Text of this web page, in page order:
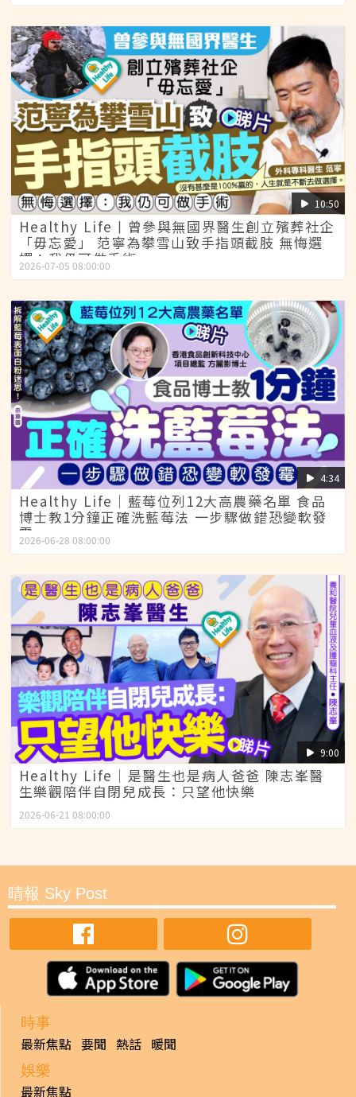
10:50
Healthy Life丨曾參與無國界醫生創立殯葬社企
「毋忘愛」 范寧為攀雪山致手指頭截肢 無悔選
擇：我仍可做手術
2026-07-05 08:00:00
4:34
Healthy Life｜藍莓位列12大高農藥名單 食品
博士教1分鐘正確洗藍莓法 一步驟做錯恐變軟發
霉
2026-06-28 08:00:00
9:00
Healthy Life｜是醫生也是病人爸爸 陳志峯醫
生樂觀陪伴自閉兒成長：只望他快樂
2026-06-21 08:00:00
晴報 Sky Post
時事
最新焦點 要聞 熱話 暖聞
娛樂
最新焦點